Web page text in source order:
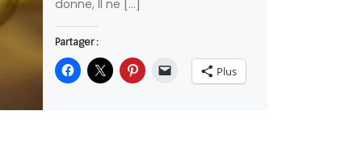
donne, Il ne […]
Partager :
Plus